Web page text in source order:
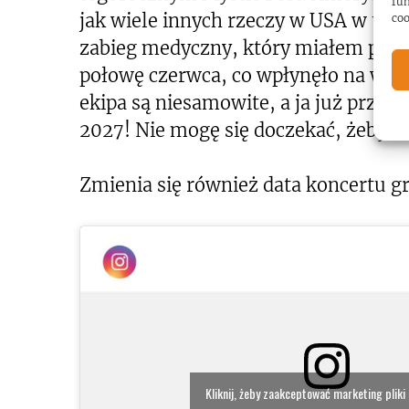
jak wiele innych rzeczy w USA w tej
zabieg medyczny, który miałem
połowę czerwca, co wpłynęło na
ekipa są niesamowite, a ja już
2027! Nie mogę się doczekać, żeby
Zmienia się również data koncertu
Kliknij, żeby zaakceptować marketing pliki